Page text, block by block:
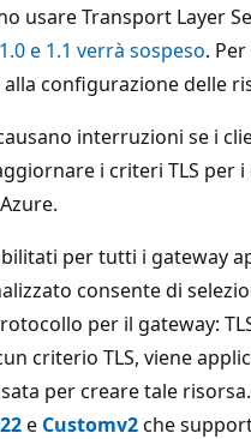
usare Transport Layer
e 1.1 verrà sospeso.
configurazione delle
interruzioni se i
i criteri TLS
per tutti i gateway
consente di
per il gateway:
criterio TLS, viene
per creare tale risorsa.
e Customv2che